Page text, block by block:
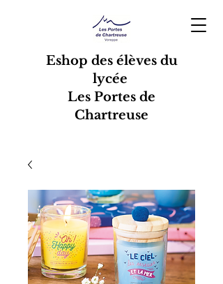
Eshop des élèves du
lycée
Les Portes de
Chartreuse